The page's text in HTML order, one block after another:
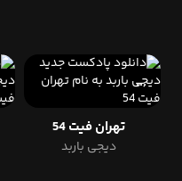
تهران فیت 54
دیجی باربد